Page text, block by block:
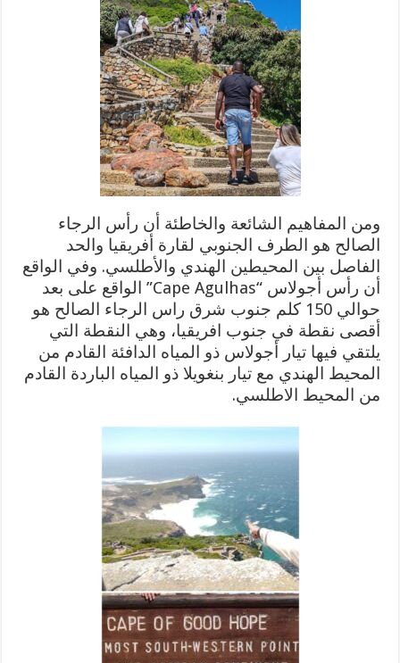
ومن المفاهيم الشائعة والخاطئة أن رأس الرجاء
الصالح هو الطرف الجنوبي لقارة أفريقيا والحد
الفاصل بين المحيطين الهندي والأطلسي. وفي الواقع
أن رأس أجولاس “Cape Agulhas” الواقع على بعد
حوالي 150 كلم جنوب شرق راس الرجاء الصالح هو
أقصى نقطة في جنوب افريقيا، وهي النقطة التي
يلتقي فيها تيار أجولاس ذو المياه الدافئة القادم من
المحيط الهندي مع تيار بنغويلا ذو المياه الباردة القادم
من المحيط الاطلسي.